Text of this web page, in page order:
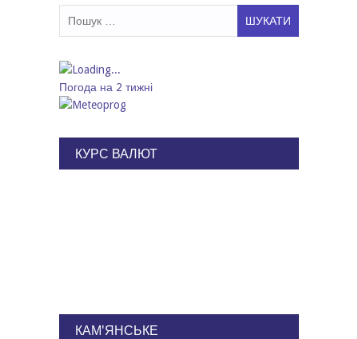
Погода на 2 тижні
КУРС ВАЛЮТ
КАМ'ЯНСЬКЕ